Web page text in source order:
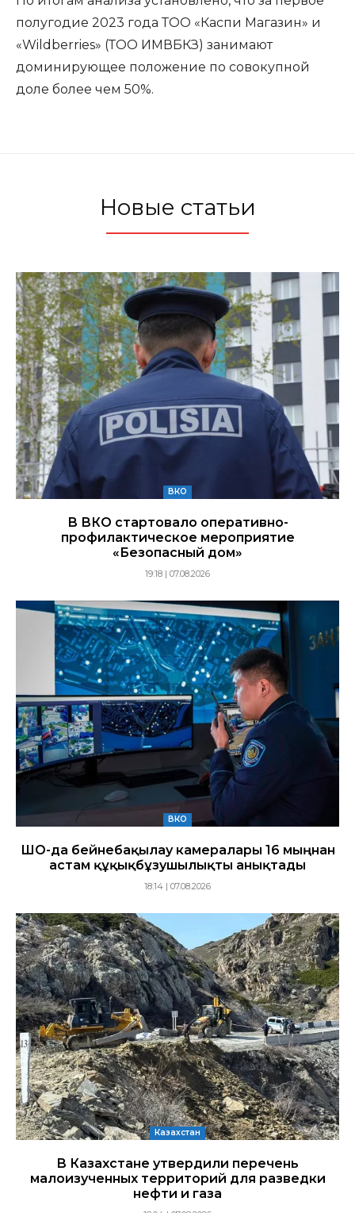
полугодие 2023 года ТОО «Каспи Магазин» и
«Wildberries» (ТОО ИМВБКЗ) занимают
доминирующее положение по совокупной
доле более чем 50%.
Новые статьи
ВКО
В ВКО стартовало оперативно-
профилактическое мероприятие
«Безопасный дом»
19:18 | 07.08.2026
ВКО
ШҚО-да бейнебақылау камералары 16 мыңнан
астам құқықбұзушылықты анықтады
18:14 | 07.08.2026
Казахстан
В Казахстане утвердили перечень
малоизученных территорий для разведки
нефти и газа